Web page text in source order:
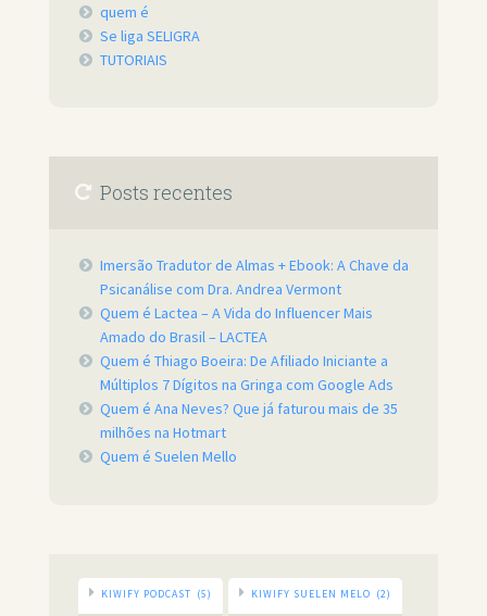
quem é
Se liga SELIGRA
TUTORIAIS
Posts recentes
Imersão Tradutor de Almas + Ebook: A Chave da
Psicanálise com Dra. Andrea Vermont
Quem é Lactea – A Vida do Influencer Mais
Amado do Brasil – LACTEA
Quem é Thiago Boeira: De Afiliado Iniciante a
Múltiplos 7 Dígitos na Gringa com Google Ads
Quem é Ana Neves? Que já faturou mais de 35
milhões na Hotmart
Quem é Suelen Mello
KIWIFY PODCAST (5) KIWIFY SUELEN MELO (2)